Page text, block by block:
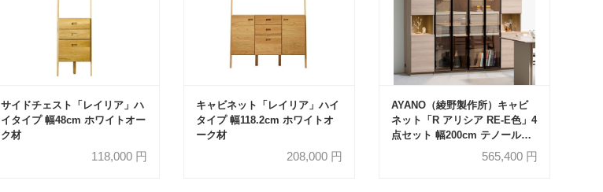
サイドチェスト「レイリア」ハ
イタイプ 幅48cm ホワイトオー
ク材
118,000 円
キャビネット「レイリア」ハイ
タイプ 幅118.2cm ホワイトオ
ーク材
208,000 円
AYANO（綾野製作所）キャビ
ネット「R アリシア RE-E色」4
点セット 幅200cm テノールオ
565,400 円